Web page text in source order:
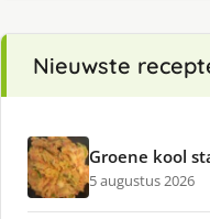
Nieuwste
Groene kool
5 augustus 2026